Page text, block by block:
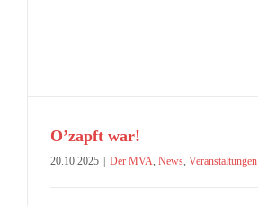
O’zapft war!
20.10.2025 | Der MVA News Veranstaltungen